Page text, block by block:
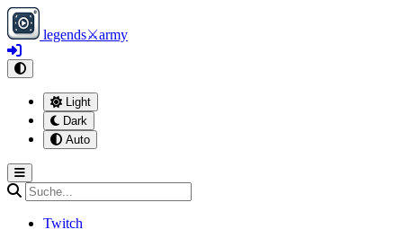
legends⚔army
Light
Dark
Auto
Twitch